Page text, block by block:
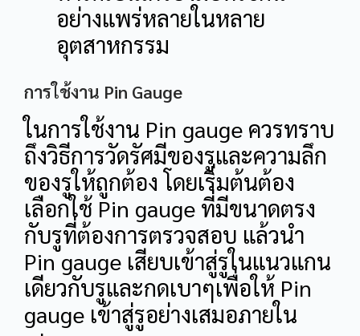
อย่างแพร่หลายในหลาย
อุตสาหกรรม
การใช้งาน Pin Gauge
ในการใช้งาน Pin gauge ควรทราบ
ถึงวิธีการวัดรัศมีของรูและความลึก
ของรูให้ถูกต้อง โดยเริ่มต้นต้อง
เลือกใช้ Pin gauge ที่มีขนาดตรง
กับรูที่ต้องการตรวจสอบ แล้วนำ
Pin gauge เสียบเข้าสู่รูในแนวแกน
เดียวกับรูและกดเบาๆเพื่อให้ Pin
gauge เข้าสู่รูอย่างเสมอภายใน